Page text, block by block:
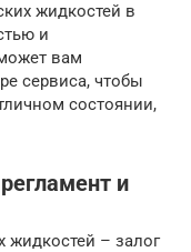
жидкостей в
и
вам
сервиса, чтобы
состоянии,
и
жидкостей – залог